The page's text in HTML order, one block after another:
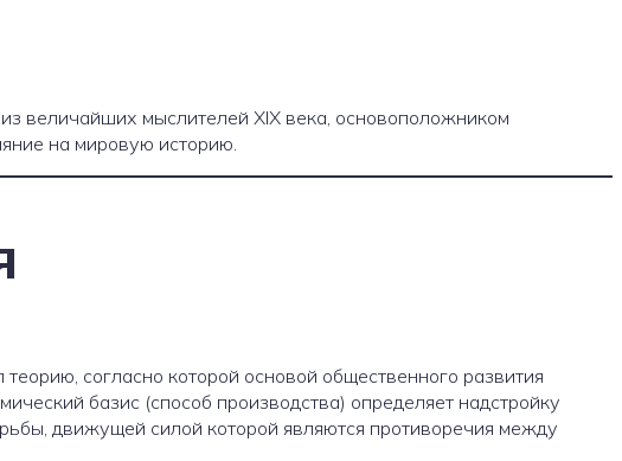
величайших мыслителей XIX века, основоположником
на мировую историю.
согласно которой основой общественного развития
базис (способ производства) определяет надстройку
движущей силой которой являются противоречия между